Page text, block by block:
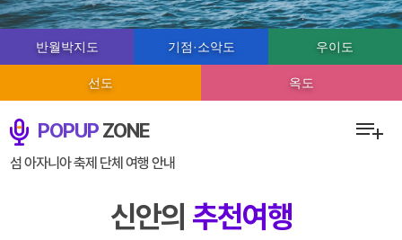
반월박지도 기점·소악도 우이도
선도 옥도
POPUPZONE
섬 아자니아 축제 단체 여행 안내
신안의 추천여행